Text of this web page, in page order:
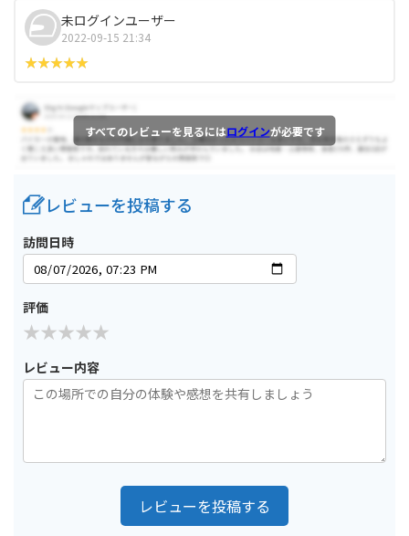
未ログインユーザー
2022-09-15 21:34
すべてのレビューを見るにはログインが必要です
レビューを投稿する
訪問日時
評価
レビュー内容
レビューを投稿する